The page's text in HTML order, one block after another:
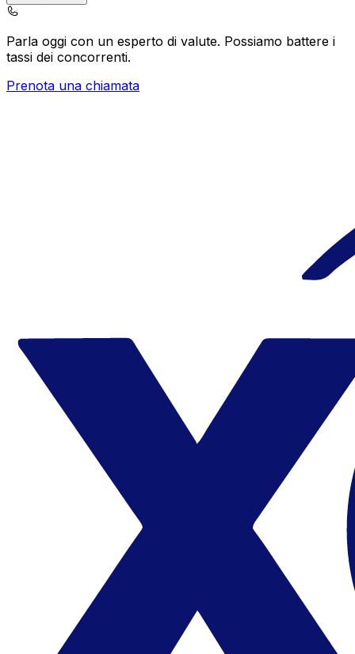
Parla oggi con un esperto di valute. Possiamo battere i
tassi dei concorrenti.
Prenota una chiamata